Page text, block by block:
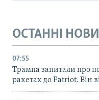
ОСТАННІ
07:55
Трампа запитали про
ракетах до Patriot. Він